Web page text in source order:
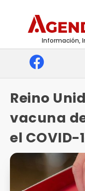
Información,
Reino
vacuna
el COVID-